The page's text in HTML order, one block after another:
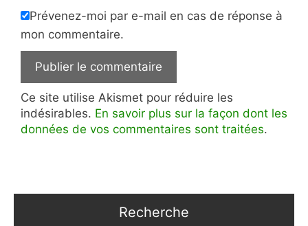
Prévenez-moi par e-mail en cas de réponse à
mon commentaire.
Ce site utilise Akismet pour réduire les
indésirables. En savoir plus sur la façon dont les
données de vos commentaires sont traitées.
Recherche